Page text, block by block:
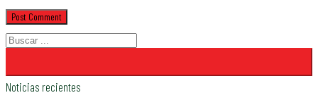
Noticias recientes